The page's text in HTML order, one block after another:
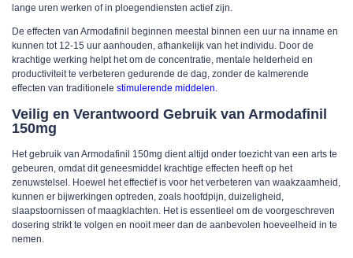
lange uren werken of in ploegendiensten actief zijn.
De effecten van Armodafinil beginnen meestal binnen een uur na inname en
kunnen tot 12-15 uur aanhouden, afhankelijk van het individu. Door de
krachtige werking helpt het om de concentratie, mentale helderheid en
productiviteit te verbeteren gedurende de dag, zonder de kalmerende
effecten van traditionele stimulerende middelen.
Veilig en Verantwoord Gebruik van Armodafinil
150mg
Het gebruik van Armodafinil 150mg dient altijd onder toezicht van een arts te
gebeuren, omdat dit geneesmiddel krachtige effecten heeft op het
zenuwstelsel. Hoewel het effectief is voor het verbeteren van waakzaamheid,
kunnen er bijwerkingen optreden, zoals hoofdpijn, duizeligheid,
slaapstoornissen of maagklachten. Het is essentieel om de voorgeschreven
dosering strikt te volgen en nooit meer dan de aanbevolen hoeveelheid in te
nemen.